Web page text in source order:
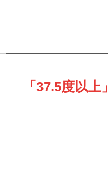
「37.5度以上」